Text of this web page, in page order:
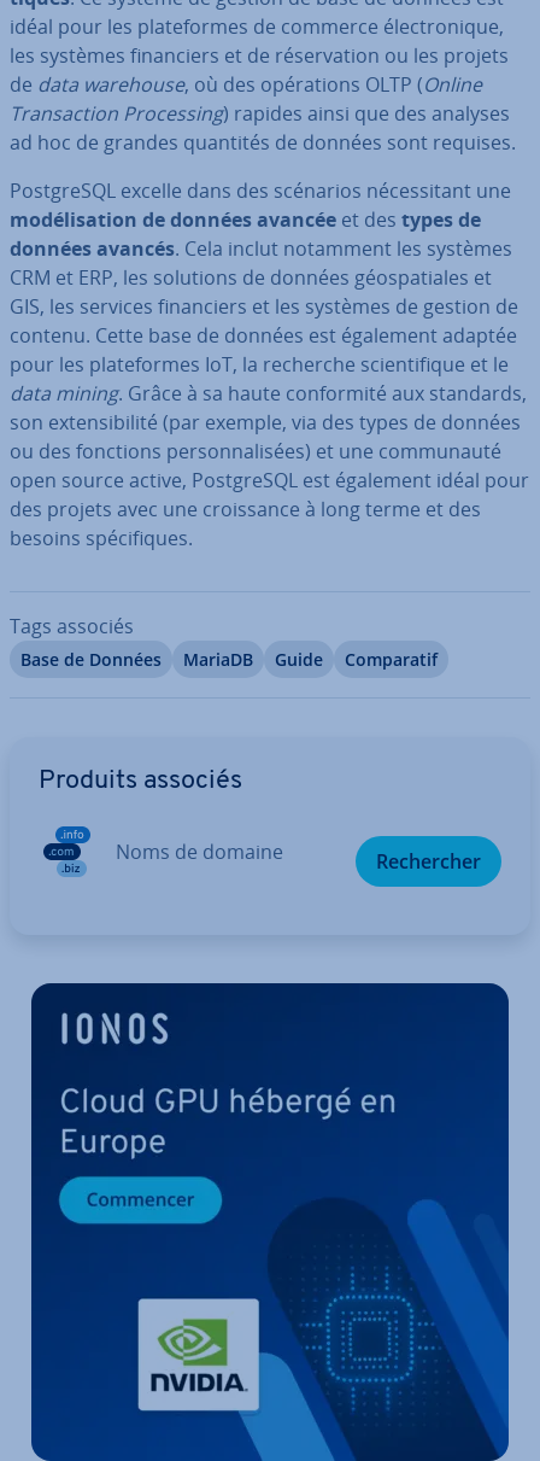
idéal pour les pla­te­formes de commerce élec­tro­nique,
les systèmes fi­nan­ciers et de ré­ser­va­tion ou les projets
de data warehouse, où des opé­ra­tions OLTP (Online
Tran­sac­tion Pro­ces­sing) rapides ainsi que des analyses
ad hoc de grandes quantités de données sont requises.
Post­greSQL excelle dans des scénarios né­ces­si­tant une
mo­dé­li­sa­tion de données avancée et des types de
données avancés. Cela inclut notamment les systèmes
CRM et ERP, les solutions de données géos­pa­tiales et
GIS, les services fi­nan­ciers et les systèmes de gestion de
contenu. Cette base de données est également adaptée
pour les pla­te­formes IoT, la recherche scien­ti­fique et le
data mining. Grâce à sa haute con­for­mité aux standards,
son ex­ten­si­bi­lité (par exemple, via des types de données
ou des fonctions per­son­na­li­sées) et une com­mu­nauté
open source active, Post­greSQL est également idéal pour
des projets avec une crois­sance à long terme et des
besoins spé­ci­fiques.
Tags associés
Base de Données MariaDB Guide Com­pa­ra­tif
Produits associés
Noms de domaine Re­cher­cher